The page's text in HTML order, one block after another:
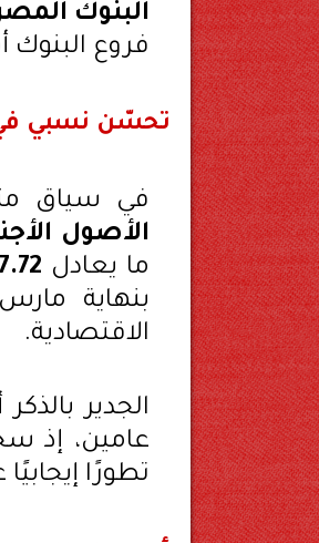
البنوك
فروع البنوك
تحسّن نسبي في
في سياق
الأصول
ما يعادل 687.72
بنهاية
الاقتصادية.
الجدير
عامين، إذ
تطورًا